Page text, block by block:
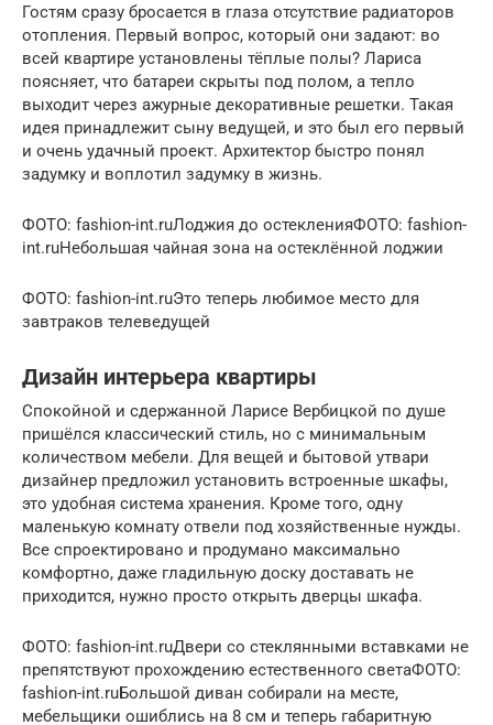
Гостям сразу бросается в глаза отсутствие радиаторов
отопления. Первый вопрос, который они задают: во
всей квартире установлены тёплые полы? Лариса
поясняет, что батареи скрыты под полом, а тепло
выходит через ажурные декоративные решетки. Такая
идея принадлежит сыну ведущей, и это был его первый
и очень удачный проект. Архитектор быстро понял
задумку и воплотил задумку в жизнь.
ФОТО: fashion-int.ruЛоджия до остекленияФОТО: fashion-
int.ruНебольшая чайная зона на остеклённой лоджии
ФОТО: fashion-int.ruЭто теперь любимое место для
завтраков телеведущей
Дизайн интерьера квартиры
Спокойной и сдержанной Ларисе Вербицкой по душе
пришёлся классический стиль, но с минимальным
количеством мебели. Для вещей и бытовой утвари
дизайнер предложил установить встроенные шкафы,
это удобная система хранения. Кроме того, одну
маленькую комнату отвели под хозяйственные нужды.
Все спроектировано и продумано максимально
комфортно, даже гладильную доску доставать не
приходится, нужно просто открыть дверцы шкафа.
ФОТО: fashion-int.ruДвери со стеклянными вставками не
препятствуют прохождению естественного светаФОТО:
fashion-int.ruБольшой диван собирали на месте,
мебельщики ошиблись на 8 см и теперь габаритную